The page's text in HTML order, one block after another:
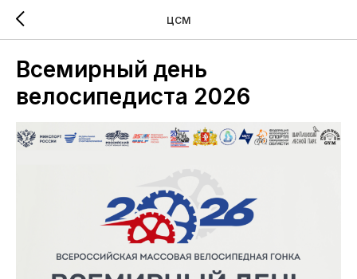
ЦСМ
Всемирный день
велосипедиста 2026